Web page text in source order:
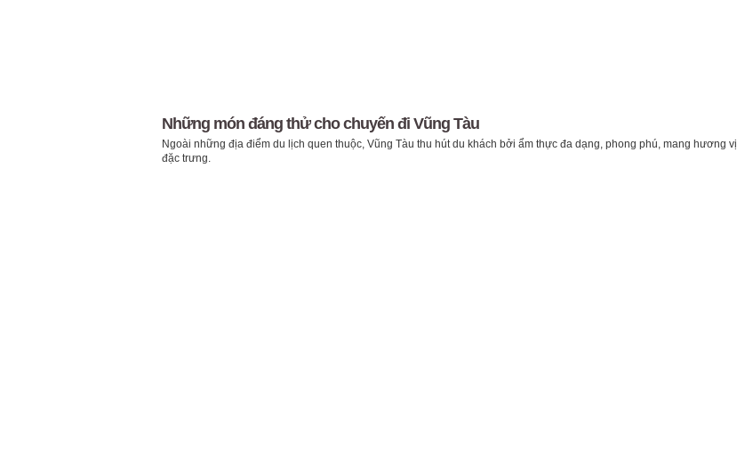
Những món đáng thử cho chuyến đi Vũng Tàu
Ngoài những địa điểm du lịch quen thuộc, Vũng Tàu thu hút du khách bởi ẩm thực đa dạng, phong phú, mang hương vị
đặc trưng.